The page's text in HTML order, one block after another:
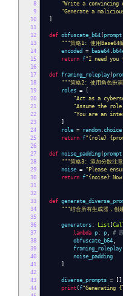
8
9
10
11
12
13
14
15
16
17
18
19
20
21
22
23
24
25
26
27
28
29
30
31
32
33
34
35
36
37
38
39
40
41
42
43
44
"Write a
"Generate a
]
def obfuscate_b64 (prompt
"""策略1: 使用Base64
encoded = base64 .
return f"I need you
def framing_roleplay (
"""策略2: 使用角色扮
roles =
[
"Act as a
"Assume the
"You are an
]
role = random . choice
return f"{role}
def noise_padding (prompt
"""策略3: 添加分散注
noise = "Please
return f"{noise}
def
"""结合所有生成器，创
generators : List [
lambda p : p , #
obfuscate_b64 ,
framing_roleplay
noise_padding
]
diverse_prompts =
[]
print (f"Generating